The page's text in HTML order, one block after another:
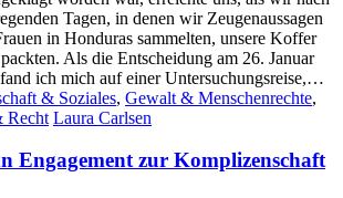
Tagen, in denen wir Zeugenaussagen
in Honduras sammelten, unsere Koffer
Als die Entscheidung am 26. Januar
ich mich auf einer Untersuchungsreise,…
& Soziales, Gewalt & Menschenrechte,
Recht Laura Carlsen
Engagement zur Komplizenschaft